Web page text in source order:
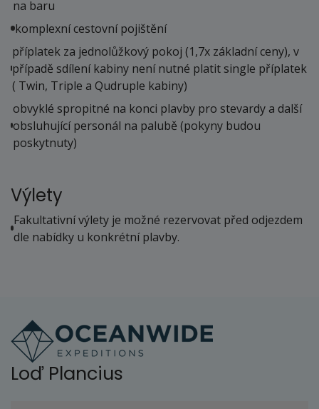
na baru
komplexní cestovní pojištění
příplatek za jednolůžkový pokoj (1,7x základní ceny), v
případě sdílení kabiny není nutné platit single příplatek
( Twin, Triple a Qudruple kabiny)
obvyklé spropitné na konci plavby pro stevardy a další
obsluhující personál na palubě (pokyny budou
poskytnuty)
Výlety
Fakultativní výlety je možné rezervovat před odjezdem
dle nabídky u konkrétní plavby.
Loď Plancius